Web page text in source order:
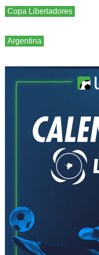
Copa Libertadores
Argentina